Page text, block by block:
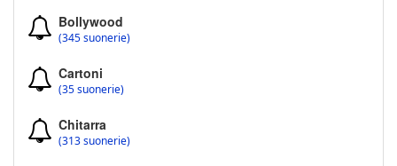
Bollywood
(345 suonerie)
Cartoni
(35 suonerie)
Chitarra
(313 suonerie)